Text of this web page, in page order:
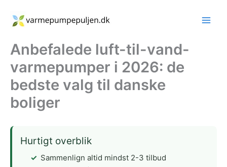
indholdet
Anbefalede luft-til-vand-
varmepumper i 2026: de
bedste valg til danske
boliger
Hurtigt overblik
Sammenlign altid mindst 2-3 tilbud